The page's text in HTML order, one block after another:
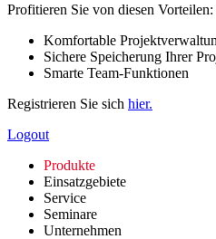
Profitieren Sie von diesen Vorteilen:
Komfortable
Sichere Speicherung Ihrer
Smarte Team-Funktionen
Registrieren Sie sich hier.
Logout
Produkte
Einsatzgebiete
Service
Seminare
Unternehmen